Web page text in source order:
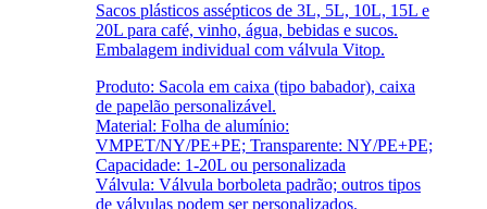
Sacos plásticos assépticos de 3L, 5L, 10L, 15L e
20L para café, vinho, água, bebidas e sucos.
Embalagem individual com válvula Vitop.
Produto: Sacola em caixa (tipo babador), caixa
de papelão personalizável.
Material: Folha de alumínio:
VMPET/NY/PE+PE; Transparente: NY/PE+PE;
Capacidade: 1-20L ou personalizada
Válvula: Válvula borboleta padrão; outros tipos
de válvulas podem ser personalizados.